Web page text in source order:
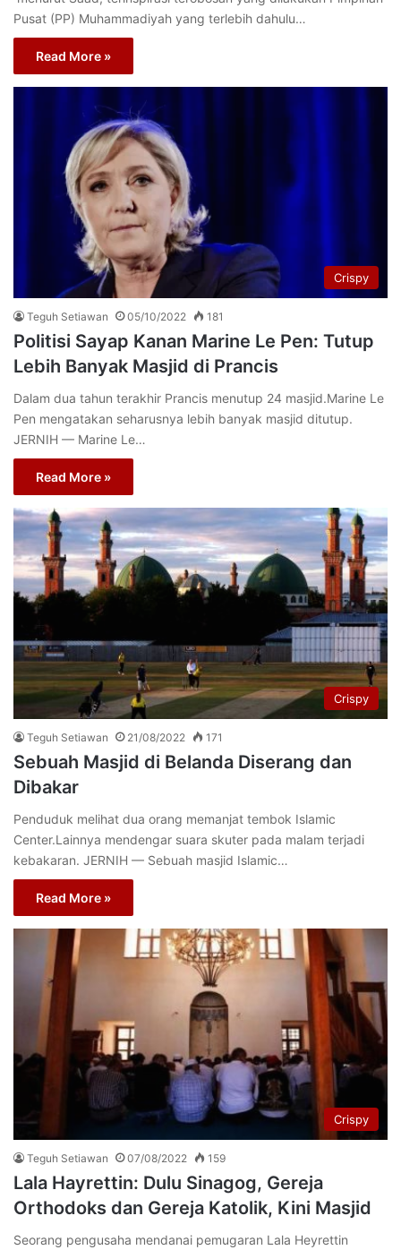
Pusat (PP) Muhammadiyah yang terlebih dahulu…
Read More »
Crispy
Teguh Setiawan 05/10/2022 181
Politisi Sayap Kanan Marine Le Pen: Tutup
Lebih Banyak Masjid di Prancis
Dalam dua tahun terakhir Prancis menutup 24 masjid.Marine Le
Pen mengatakan seharusnya lebih banyak masjid ditutup.
JERNIH — Marine Le…
Read More »
Crispy
Teguh Setiawan 21/08/2022 171
Sebuah Masjid di Belanda Diserang dan
Dibakar
Penduduk melihat dua orang memanjat tembok Islamic
Center.Lainnya mendengar suara skuter pada malam terjadi
kebakaran. JERNIH — Sebuah masjid Islamic…
Read More »
Crispy
Teguh Setiawan 07/08/2022 159
Lala Hayrettin: Dulu Sinagog, Gereja
Orthodoks dan Gereja Katolik, Kini Masjid
Seorang pengusaha mendanai pemugaran Lala Heyrettin